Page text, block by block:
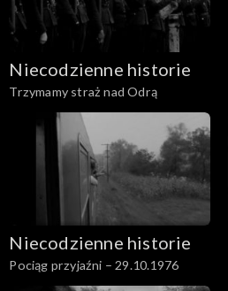
Niecodzienne historie
Trzymamy straż nad Odrą
Niecodzienne historie
Pociąg przyjaźni – 29.10.1976